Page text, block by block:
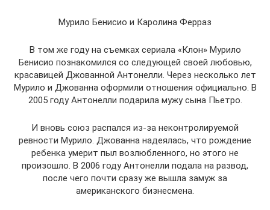
Мурило Бенисио и Каролина Ферраз
В том же году на съемках сериала «Клон» Мурило
Бенисио познакомился со следующей своей любовью,
красавицей Джованной Антонелли. Через несколько лет
Мурило и Джованна оформили отношения официально. В
2005 году Антонелли подарила мужу сына Пьетро.
И вновь союз распался из-за неконтролируемой
ревности Мурило. Джованна надеялась, что рождение
ребенка умерит пыл возлюбленного, но этого не
произошло. В 2006 году Антонелли подала на развод,
после чего почти сразу же вышла замуж за
американского бизнесмена.